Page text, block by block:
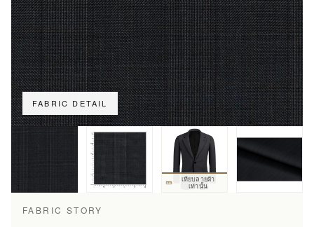
FABRIC DETAIL
เทียบลายผ้า
เท่านั้น
FABRIC STORY